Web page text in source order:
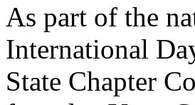
As part of the
International
State Chapter